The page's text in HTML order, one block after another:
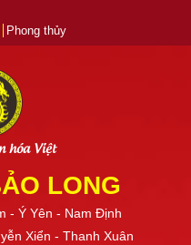
Phong thủy
hóa Việt
LONG
- Ý Yên - Nam Định
Xiển - Thanh Xuân